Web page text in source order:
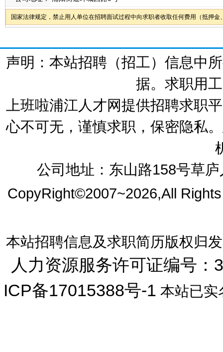
国家法律规定，禁止用人单位在招聘面试过程中向求职者收取任何费用（抵押
声明：本站招聘（招工）信息中
据。求职用
上班啦浦江人才网提供招聘求职
心不可无，谨慎求职，保密隐私
公司地址：东山路158号草
CopyRight©2007~2026,All
本站招聘信息及求职简历版权归
人力资源服务许可证编号
ICP备17015388号-1 本站已